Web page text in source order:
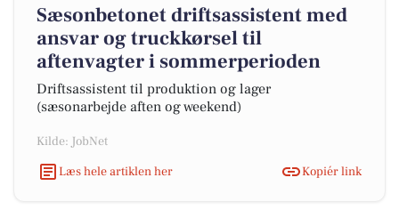
Sæsonbetonet driftsassistent med
ansvar og truckkørsel til
aftenvagter i sommerperioden
Driftsassistent til produktion og lager
(sæsonarbejde aften og weekend)
Kilde: JobNet
Læs hele artiklen her
Kopiér link